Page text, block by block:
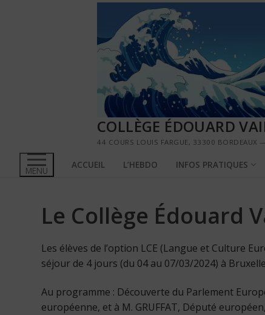
COLLÈGE ÉDOUARD
44 COURS LOUIS FARGUE, 33300
MENU ACCUEIL L’HEBDO INFOS PRATIQUES
Le Collège Édouard
Les élèves de l’option LCE (Langue et Culture
séjour de 4 jours (du 04 au 07/03/2024) à
Au programme : Découverte du Parlement
européenne, et à M. GRUFFAT, Député